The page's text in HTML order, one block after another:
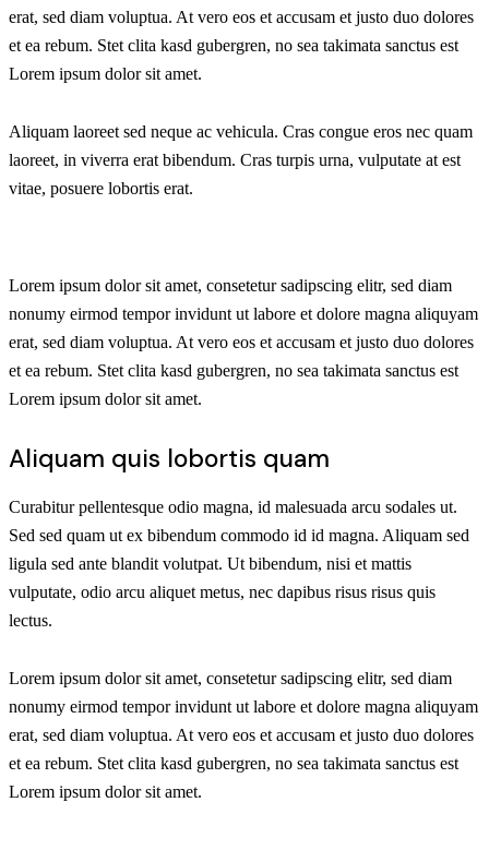
erat, sed diam voluptua. At vero eos et accusam et justo duo dolores
et ea rebum. Stet clita kasd gubergren, no sea takimata sanctus est
Lorem ipsum dolor sit amet.
Aliquam laoreet sed neque ac vehicula. Cras congue eros nec quam
laoreet, in viverra erat bibendum. Cras turpis urna, vulputate at est
vitae, posuere lobortis erat.
Lorem ipsum dolor sit amet, consetetur sadipscing elitr, sed diam
nonumy eirmod tempor invidunt ut labore et dolore magna aliquyam
erat, sed diam voluptua. At vero eos et accusam et justo duo dolores
et ea rebum. Stet clita kasd gubergren, no sea takimata sanctus est
Lorem ipsum dolor sit amet.
Aliquam quis lobortis quam
Curabitur pellentesque odio magna, id malesuada arcu sodales ut.
Sed sed quam ut ex bibendum commodo id id magna. Aliquam sed
ligula sed ante blandit volutpat. Ut bibendum, nisi et mattis
vulputate, odio arcu aliquet metus, nec dapibus risus risus quis
lectus.
Lorem ipsum dolor sit amet, consetetur sadipscing elitr, sed diam
nonumy eirmod tempor invidunt ut labore et dolore magna aliquyam
erat, sed diam voluptua. At vero eos et accusam et justo duo dolores
et ea rebum. Stet clita kasd gubergren, no sea takimata sanctus est
Lorem ipsum dolor sit amet.